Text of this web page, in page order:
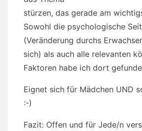
stürzen, das gerade am
Sowohl die psychologische
(Veränderung durchs
sich) als auch alle relevanten
Faktoren habe ich dort
Eignet sich für Mädchen UND
:-)
Fazit: Offen und für Jede/n